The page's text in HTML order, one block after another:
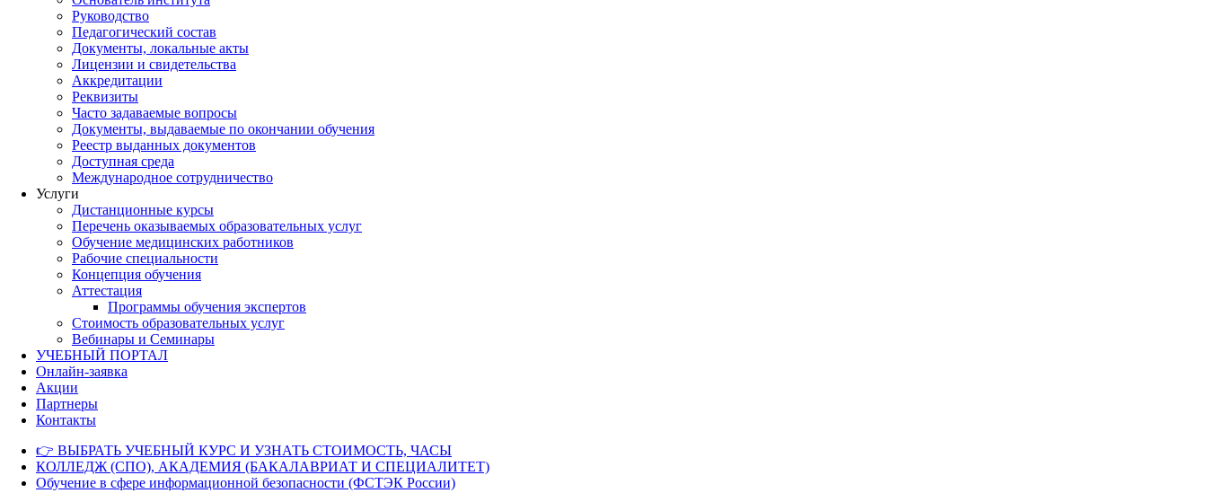
Руководство
Педагогический состав
Документы, локальные акты
Лицензии и свидетельства
Аккредитации
Реквизиты
Часто задаваемые вопросы
Документы, выдаваемые по окончании обучения
Реестр выданных документов
Доступная среда
Международное сотрудничество
Услуги
Дистанционные курсы
Перечень оказываемых образовательных услуг
Обучение медицинских работников
Рабочие специальности
Концепция обучения
Аттестация
Программы обучения экспертов
Стоимость образовательных услуг
Вебинары и Семинары
УЧЕБНЫЙ ПОРТАЛ
Онлайн-заявка
Акции
Партнеры
Контакты
👉 ВЫБРАТЬ УЧЕБНЫЙ КУРС И УЗНАТЬ СТОИМОСТЬ, ЧАСЫ
КОЛЛЕДЖ (СПО), АКАДЕМИЯ (БАКАЛАВРИАТ И СПЕЦИАЛИТЕТ)
Обучение в сфере информационной безопасности (ФСТЭК России)